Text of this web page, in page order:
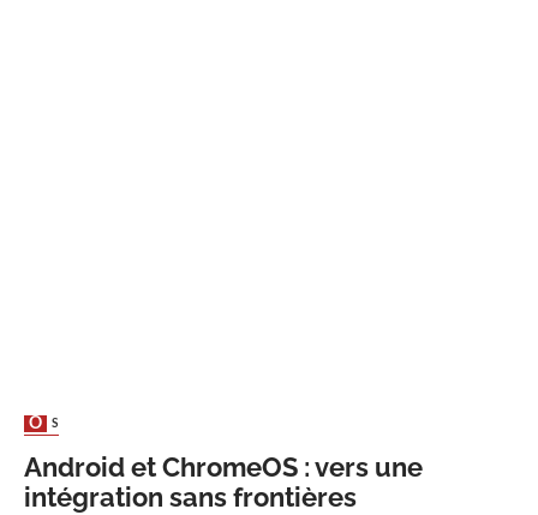
OS
Android et ChromeOS : vers une
intégration sans frontières